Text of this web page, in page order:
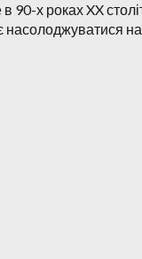
90-х роках XX
в Києві